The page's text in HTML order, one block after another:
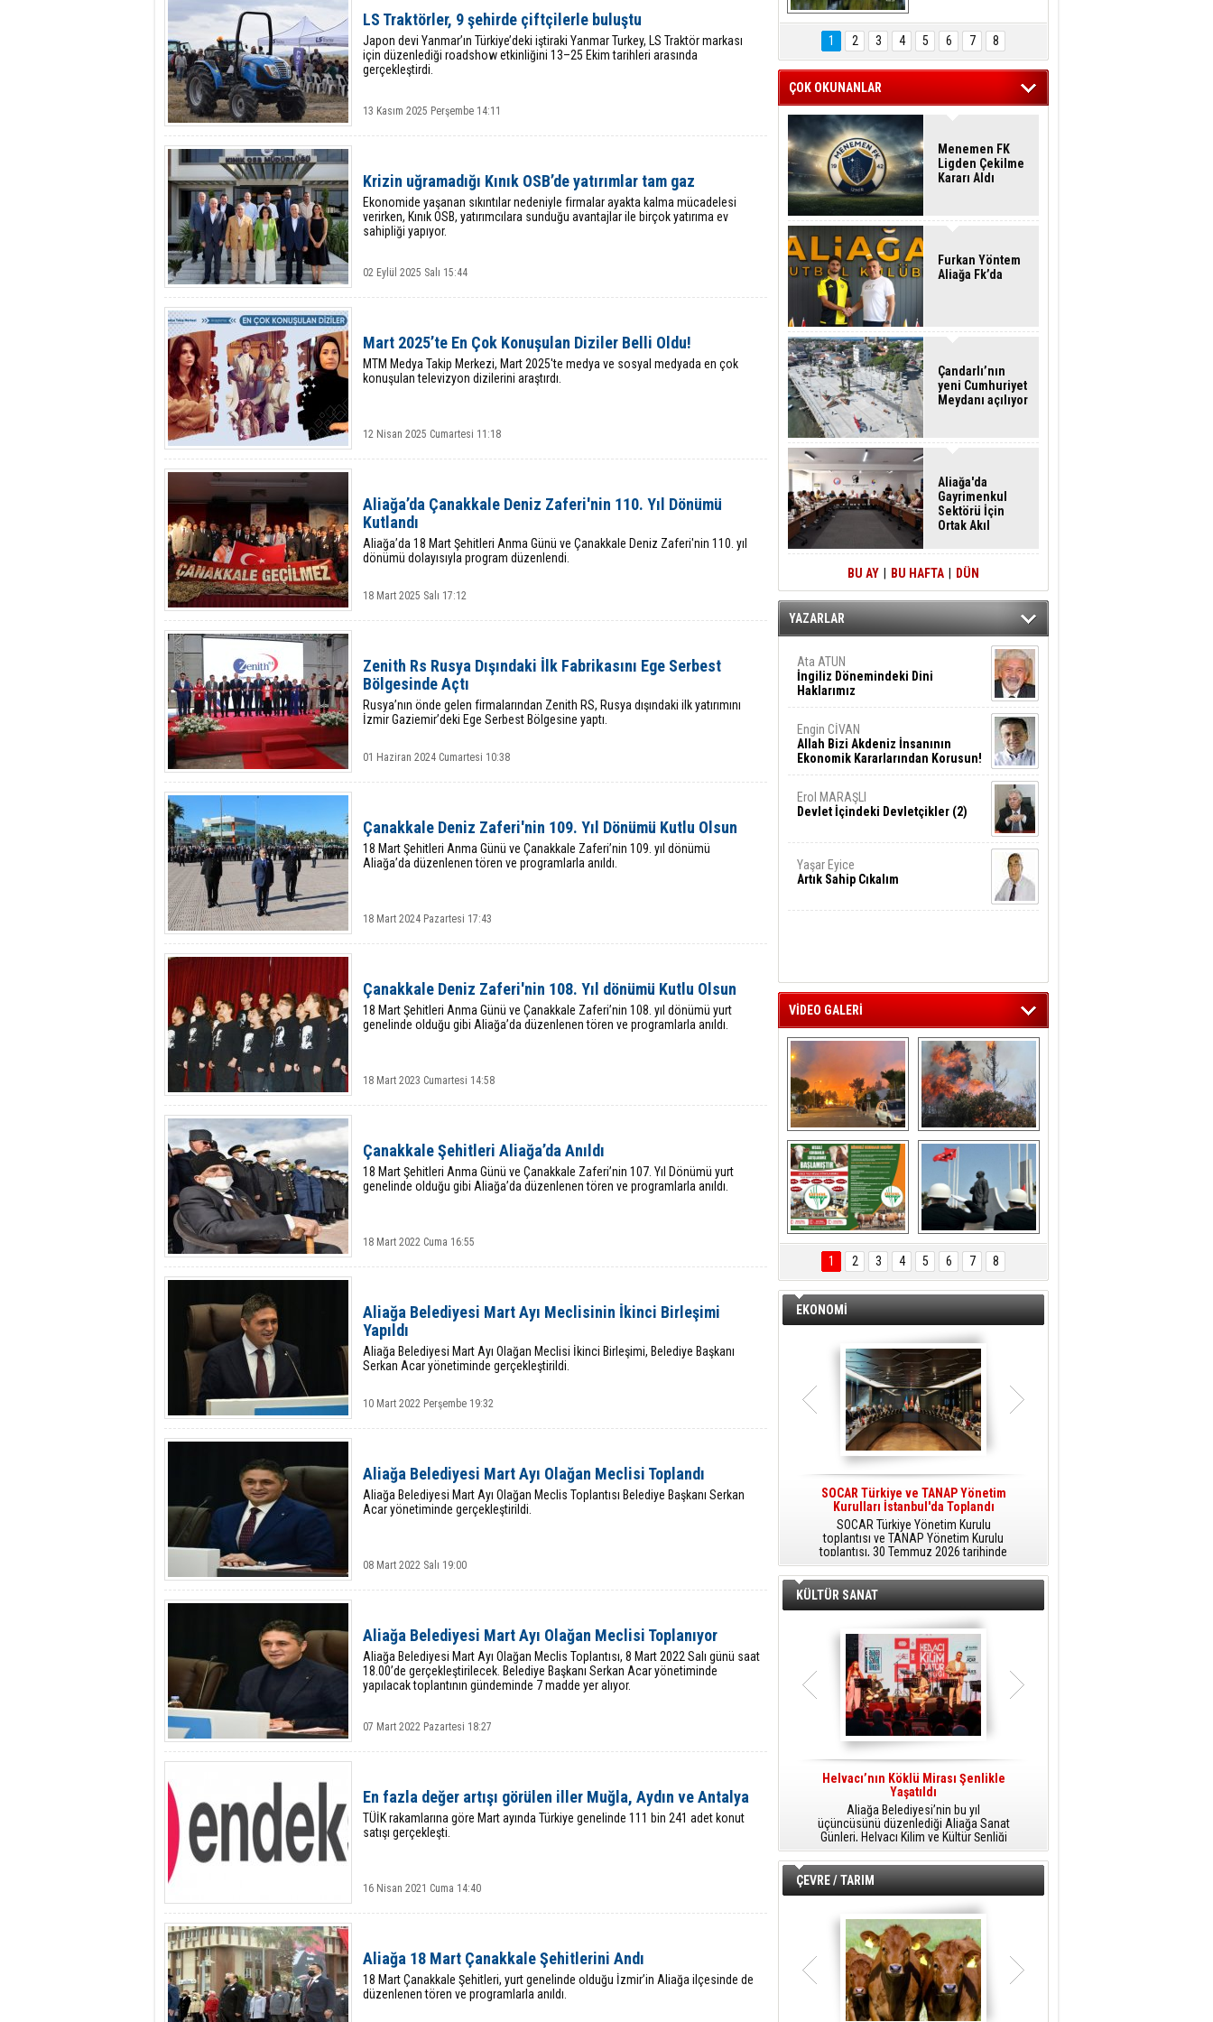
LS Traktörler, 9 şehirde çiftçilerle buluştu
Japon devi Yanmar’ın Türkiye’deki iştiraki Yanmar Turkey, LS Traktör markası
için düzenlediği roadshow etkinliğini 13–25 Ekim tarihleri arasında
gerçekleştirdi.
13 Kasım 2025 Perşembe 14:11
Krizin uğramadığı Kınık OSB’de yatırımlar tam gaz
Ekonomide yaşanan sıkıntılar nedeniyle firmalar ayakta kalma mücadelesi
verirken, Kınık OSB, yatırımcılara sunduğu avantajlar ile birçok yatırıma ev
sahipliği yapıyor.
02 Eylül 2025 Salı 15:44
Mart 2025’te En Çok Konuşulan Diziler Belli Oldu!
MTM Medya Takip Merkezi, Mart 2025'te medya ve sosyal medyada en çok
konuşulan televizyon dizilerini araştırdı.
12 Nisan 2025 Cumartesi 11:18
Aliağa’da Çanakkale Deniz Zaferi'nin 110. Yıl Dönümü
Kutlandı
Aliağa’da 18 Mart Şehitleri Anma Günü ve Çanakkale Deniz Zaferi'nin 110. yıl
dönümü dolayısıyla program düzenlendi.
18 Mart 2025 Salı 17:12
Zenith Rs Rusya Dışındaki İlk Fabrikasını Ege Serbest
Bölgesinde Açtı
Rusya’nın önde gelen firmalarından Zenith RS, Rusya dışındaki ilk yatırımını
İzmir Gaziemir’deki Ege Serbest Bölgesine yaptı.
01 Haziran 2024 Cumartesi 10:38
Çanakkale Deniz Zaferi'nin 109. Yıl Dönümü Kutlu Olsun
18 Mart Şehitleri Anma Günü ve Çanakkale Zaferi’nin 109. yıl dönümü
Aliağa’da düzenlenen tören ve programlarla anıldı.
18 Mart 2024 Pazartesi 17:43
Çanakkale Deniz Zaferi'nin 108. Yıl dönümü Kutlu Olsun
18 Mart Şehitleri Anma Günü ve Çanakkale Zaferi’nin 108. yıl dönümü yurt
genelinde olduğu gibi Aliağa’da düzenlenen tören ve programlarla anıldı.
18 Mart 2023 Cumartesi 14:58
Çanakkale Şehitleri Aliağa’da Anıldı
18 Mart Şehitleri Anma Günü ve Çanakkale Zaferi’nin 107. Yıl Dönümü yurt
genelinde olduğu gibi Aliağa’da düzenlenen tören ve programlarla anıldı.
18 Mart 2022 Cuma 16:55
Aliağa Belediyesi Mart Ayı Meclisinin İkinci Birleşimi
Yapıldı
Aliağa Belediyesi Mart Ayı Olağan Meclisi İkinci Birleşimi, Belediye Başkanı
Serkan Acar yönetiminde gerçekleştirildi.
10 Mart 2022 Perşembe 19:32
Aliağa Belediyesi Mart Ayı Olağan Meclisi Toplandı
Aliağa Belediyesi Mart Ayı Olağan Meclis Toplantısı Belediye Başkanı Serkan
Acar yönetiminde gerçekleştirildi.
08 Mart 2022 Salı 19:00
Aliağa Belediyesi Mart Ayı Olağan Meclisi Toplanıyor
Aliağa Belediyesi Mart Ayı Olağan Meclis Toplantısı, 8 Mart 2022 Salı günü saat
18.00’de gerçekleştirilecek. Belediye Başkanı Serkan Acar yönetiminde
yapılacak toplantının gündeminde 7 madde yer alıyor.
07 Mart 2022 Pazartesi 18:27
En fazla değer artışı görülen iller Muğla, Aydın ve Antalya
TÜİK rakamlarına göre Mart ayında Türkiye genelinde 111 bin 241 adet konut
satışı gerçekleşti.
16 Nisan 2021 Cuma 14:40
Aliağa 18 Mart Çanakkale Şehitlerini Andı
18 Mart Çanakkale Şehitleri, yurt genelinde olduğu İzmir’in Aliağa ilçesinde de
düzenlenen tören ve programlarla anıldı.
Hasan Eser'in
Objektifinden
1 2 3 4 5 6 7 8
ÇOK OKUNANLAR
Menemen FK
Ligden Çekilme
Kararı Aldı
Furkan Yöntem
Aliağa Fk’da
Çandarlı’nın
yeni Cumhuriyet
Meydanı açılıyor
Aliağa'da
Gayrimenkul
Sektörü İçin
Ortak Akıl
BU AY BU HAFTA DÜN
YAZARLAR
Ata ATUN
İngiliz Dönemindeki Dini
Haklarımız
Engin CİVAN
Allah Bizi Akdeniz İnsanının
Ekonomik Kararlarından Korusun!
Erol MARAŞLI
Devlet İçindeki Devletçikler (2)
Yaşar Eyice
Artık Sahip Cıkalım
VİDEO GALERİ
Aliağa ‘da  otluk
alanda çıkan
yangın evlere
sıçramadan
söndürüldü
Aliağa'nın Ciğerleri
ÖNAL TARIM
TANITIM FİLMİ
Aliağa'da Polis
Haftası Kutlandı
1 2 3 4 5 6 7 8
EKONOMİ
SOCAR Türkiye ve TANAP Yönetim
Kurulları İstanbul'da Toplandı
SOCAR Türkiye Yönetim Kurulu
toplantısı ve TANAP Yönetim Kurulu
toplantısı, 30 Temmuz 2026 tarihinde
İstanbul’da gerçekleştirildi.
hidrojen teknolojileri alanında yenilikçi
projelere öncülük ediyor.
KÜLTÜR SANAT
Helvacı’nın Köklü Mirası Şenlikle
Yaşatıldı
Aliağa Belediyesi’nin bu yıl
üçüncüsünü düzenlediği Aliağa Sanat
Günleri, Helvacı Kilim ve Kültür Şenliği
ile Helvacı’da renkli bir güne sahne
oldu.
birbirinden renkli etkinliklerle devam
ÇEVRE / TARIM